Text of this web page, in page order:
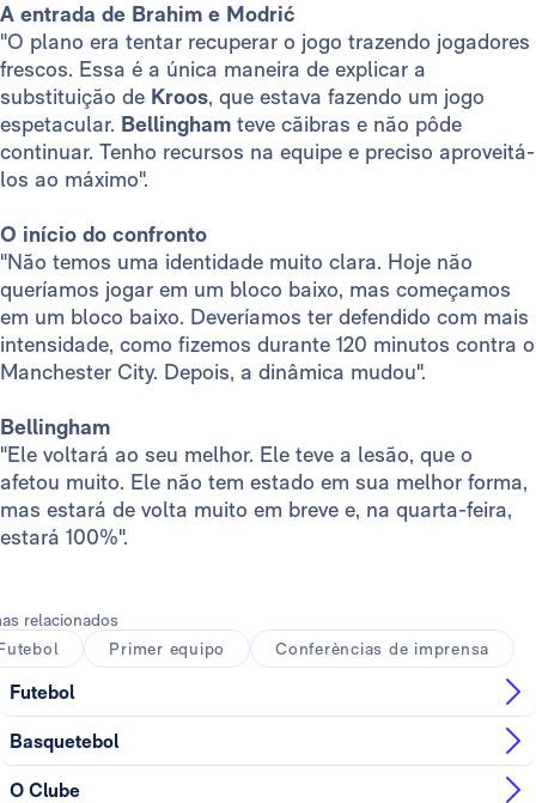
A entrada de Brahim e Modrić
"O plano era tentar recuperar o jogo trazendo jogadores
frescos. Essa é a única maneira de explicar a
substituição de Kroos, que estava fazendo um jogo
espetacular. Bellingham teve cãibras e não pôde
continuar. Tenho recursos na equipe e preciso aproveitá-
los ao máximo".
O início do confronto
"Não temos uma identidade muito clara. Hoje não
queríamos jogar em um bloco baixo, mas começamos
em um bloco baixo. Deveríamos ter defendido com mais
intensidade, como fizemos durante 120 minutos contra o
Manchester City. Depois, a dinâmica mudou".
Bellingham
"Ele voltará ao seu melhor. Ele teve a lesão, que o
afetou muito. Ele não tem estado em sua melhor forma,
mas estará de volta muito em breve e, na quarta-feira,
estará 100%".
relacionados
Primer equipo Conferèncias de imprensa
Futebol
Basquetebol
O Clube